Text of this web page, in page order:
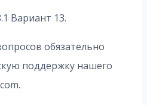
Вариант 13.
обязательно
поддержку нашего